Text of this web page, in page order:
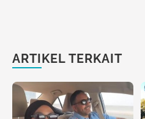
ARTIKEL TERKAIT